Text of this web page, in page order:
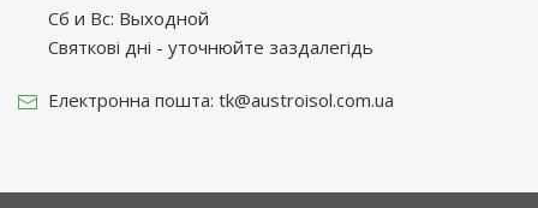
Сб и Вс: Выходной
Святкові дні - уточнюйте заздалегідь
Електронна пошта: tk@austroisol.com.ua